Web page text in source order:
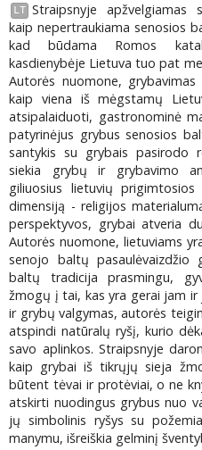
LT Straipsnyje apžvelgiamas
kaip nepertraukiama senosios
kad būdama Romos
kasdienybėje Lietuva tuo pat
Autorės nuomone,
kaip viena iš mėgstamų
atsipalaiduoti, gastronominė
patyrinėjus grybus senosios
santykis su grybais pasirodo
siekia grybų ir grybavimo
giliuosius lietuvių
dimensiją - religijos
perspektyvos, grybai atveria
Autorės nuomone, lietuviams
senojo baltų pasaulėvaizdžio
baltų tradicija prasmingu,
žmogų į tai, kas yra gerai jam ir
ir grybų valgymas, autorės
atspindi natūralų ryšį, kurio
savo aplinkos. Straipsnyje
kaip grybai iš tikrųjų sieja
būtent tėvai ir protėviai, o ne
atskirti nuodingus grybus nuo
jų simbolinis ryšys su
manymu, išreiškia gelminį